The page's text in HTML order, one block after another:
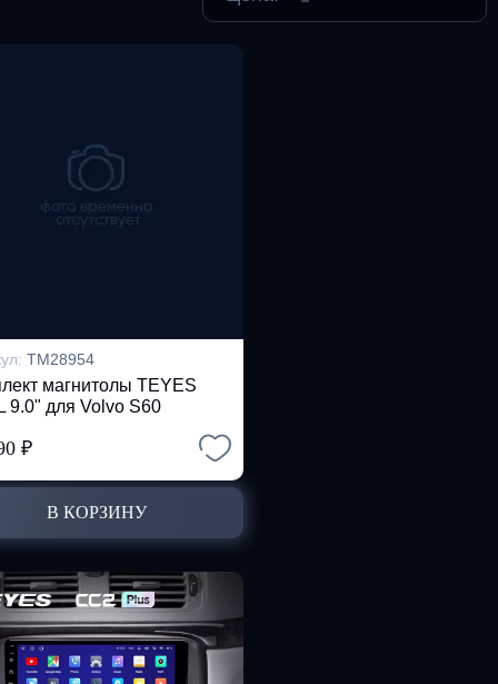
TM28954
магнитолы TEYES
9.0" для Volvo S60
₽
В КОРЗИНУ